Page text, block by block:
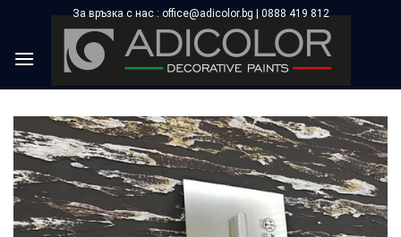
content
За връзка с нас : office@adicolor.bg | 0888 419 812
×